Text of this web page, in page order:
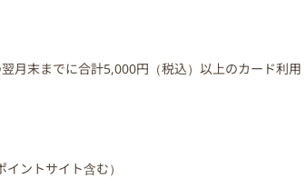
月末までに合計5,000円（税込）以上のカード利用
ントサイト含む）